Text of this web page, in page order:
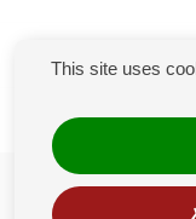
Mon compte
siret : 81238106900028
Conditions générales de vente
This site uses